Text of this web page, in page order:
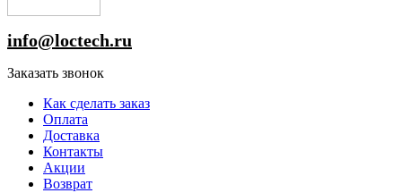
info@loctech.ru
Заказать звонок
Как сделать заказ
Оплата
Доставка
Контакты
Акции
Возврат